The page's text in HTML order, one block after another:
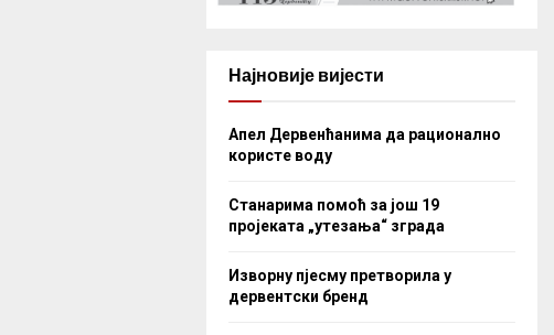
Најновије вијести
Апел Дервенћанима да рационално
користе воду
Станарима помоћ за још 19
пројеката „утезања“ зграда
Изворну пјесму претворила у
дервентски бренд